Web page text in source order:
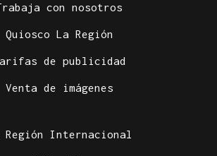
con nosotros
Quiosco La Región
de publicidad
Venta de imágenes
Región Internacional